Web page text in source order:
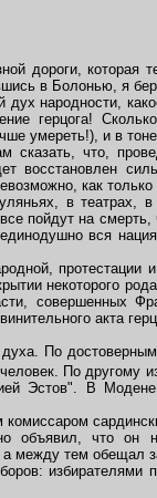
дороги, которая
в Болонью, я
народности,
герцога!
умереть!), и в
что,
восстановлен
как
в театрах,
пойдут на смерть,
вся
некоторого
акта
По
По другому
Эстов". В
объявил, что он
между тем обещал
избирателями